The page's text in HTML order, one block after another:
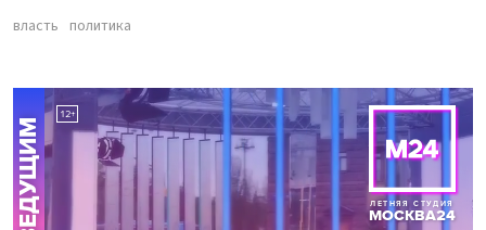
власть политика